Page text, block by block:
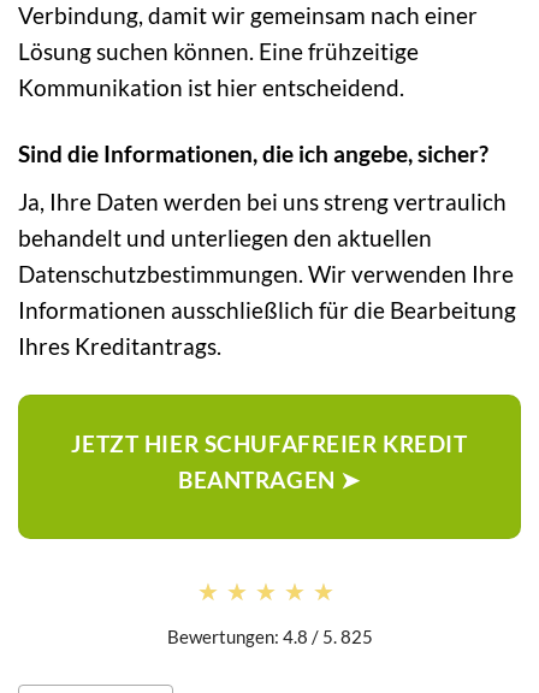
Verbindung, damit wir gemeinsam nach einer
Lösung suchen können. Eine frühzeitige
Kommunikation ist hier entscheidend.
Sind die Informationen, die ich angebe, sicher?
Ja, Ihre Daten werden bei uns streng vertraulich
behandelt und unterliegen den aktuellen
Datenschutzbestimmungen. Wir verwenden Ihre
Informationen ausschließlich für die Bearbeitung
Ihres Kreditantrags.
JETZT HIER SCHUFAFREIER KREDIT
BEANTRAGEN ➤
★★★★★
★★★★★
Bewertungen: 4.8 / 5. 825